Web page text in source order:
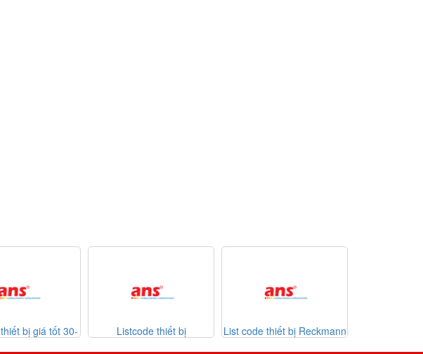
Listcode thiết bị
List code thiết bị Reckmann
List code thiết bị